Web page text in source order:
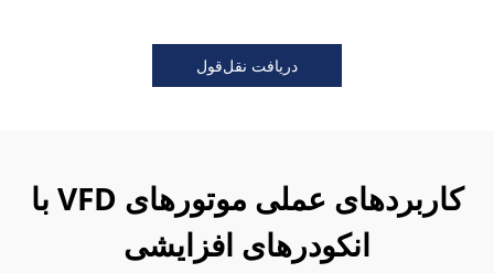
دریافت نقل‌قول
کاربردهای عملی موتورهای VFD با
انکودرهای افزایشی